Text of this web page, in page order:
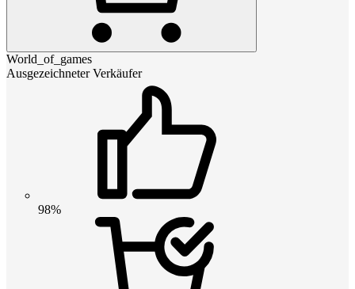
World_of_games
Ausgezeichneter Verkäufer
98%